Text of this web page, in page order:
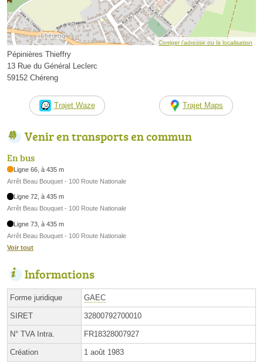
Corriger l’adresse ou la localisation
Pépinières Thieffry
13 Rue du Général Leclerc
59152 Chéreng
Trajet Waze Trajet Maps
Venir en transports en commun
En bus
Ligne 66, à 435 m
Arrêt Beau Bouquet - 100 Route Nationale
Ligne 72, à 435 m
Arrêt Beau Bouquet - 100 Route Nationale
Ligne 73, à 435 m
Arrêt Beau Bouquet - 100 Route Nationale
Voir tout
Informations
Forme juridique GAEC
SIRET 32800792700010
N° TVA Intra. FR18328007927
Création 1 août 1983